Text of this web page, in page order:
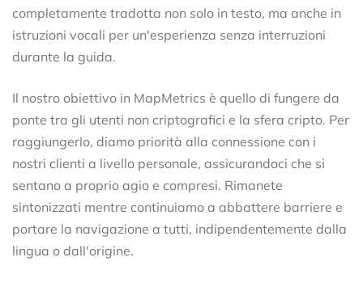
completamente tradotta non solo in testo, ma anche in
istruzioni vocali per un'esperienza senza interruzioni
durante la guida.
Il nostro obiettivo in MapMetrics è quello di fungere da
ponte tra gli utenti non criptografici e la sfera cripto. Per
raggiungerlo, diamo priorità alla connessione con i
nostri clienti a livello personale, assicurandoci che si
sentano a proprio agio e compresi. Rimanete
sintonizzati mentre continuiamo a abbattere barriere e
portare la navigazione a tutti, indipendentemente dalla
lingua o dall'origine.